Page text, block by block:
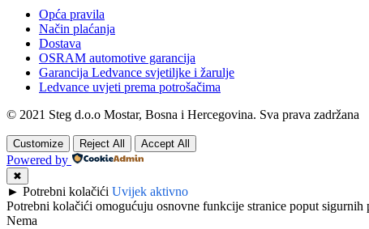
Opća pravila
Način plaćanja
Dostava
OSRAM automotive garancija
Garancija Ledvance svjetiljke i žarulje
Ledvance uvjeti prema potrošačima
© 2021 Steg d.o.o Mostar, Bosna i Hercegovina. Sva prava zadržana
Customize Reject All Accept All
Powered by
✖
► Potrebni kolačići Uvijek aktivno
Potrebni kolačići omogućuju osnovne funkcije stranice poput
Nema